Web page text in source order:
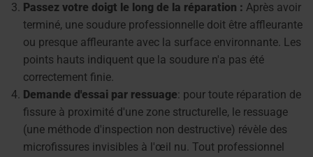
Passez votre doigt le long de la réparation : Après avoir
terminé, une soudure professionnelle doit être affleurante
ou presque affleurante avec la surface environnante. Les
points hauts indiquent que la soudure n'a pas été
correctement finie.
Demande d'essai par ressuage: pour toute réparation de
fissure à proximité d'une zone structurelle, le ressuage
(une méthode d'inspection non destructive) révèle des
microfissures invisibles à l'œil nu. Tout professionnel